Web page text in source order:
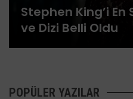
Stephen King’i
ve Dizi Belli Oldu
POPÜLER YAZILAR